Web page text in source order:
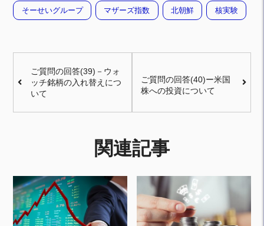
そーせいグループ マザーズ指数 北朝鮮 核実験
ご質問の回答(39)－ウォ
ッチ銘柄の入れ替えにつ
いて
ご質問の回答(40)ー米国
株への投資について
関連記事